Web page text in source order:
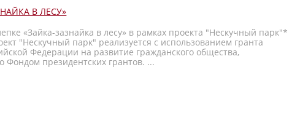
В ЛЕСУ»
«Зайка-зазнайка в лесу» в рамках проекта "Нескучный парк"*
"Нескучный парк" реализуется с использованием гранта
Федерации на развитие гражданского общества,
Фондом президентских грантов. ...